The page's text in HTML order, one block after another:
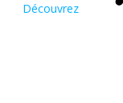
Découvrez